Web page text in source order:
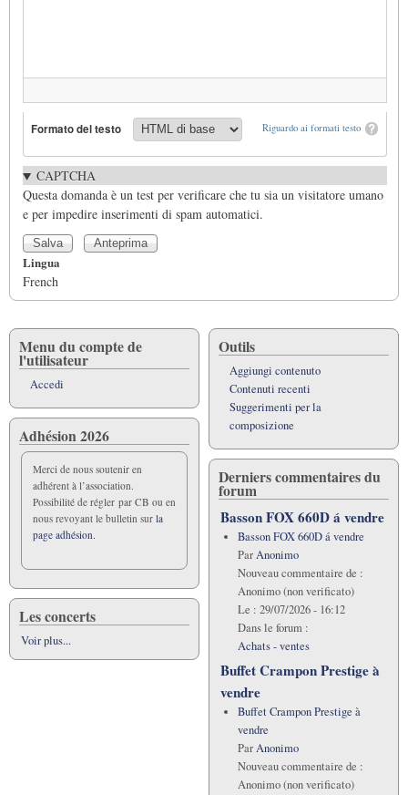
Riguardo ai formati testo
Formato del testo
CAPTCHA
Questa domanda è un test per verificare che tu sia un visitatore umano
e per impedire inserimenti di spam automatici.
Lingua
French
Menu du compte de
l'utilisateur
Accedi
Adhésion 2026
Merci de nous soutenir en
adhérent à l’association.
Possibilité de régler par CB ou en
nous revoyant le bulletin sur la
page adhésion.
Les concerts
Voir plus...
Outils
Aggiungi contenuto
Contenuti recenti
Suggerimenti per la
composizione
Derniers commentaires du
forum
Basson FOX 660D á vendre
Basson FOX 660D á vendre
ParAnonimo
Nouveau commentaire de :
Anonimo (non verificato)
Le : 29/07/2026 - 16:12
Dans le forum :
Achats - ventes
Buffet Crampon Prestige à
vendre
Buffet Crampon Prestige à
vendre
ParAnonimo
Nouveau commentaire de :
Anonimo (non verificato)